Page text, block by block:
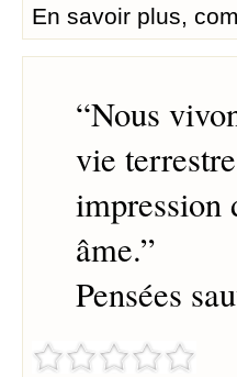
En savoir plus,
“Nous
vie
impression
âme.”
Pensées